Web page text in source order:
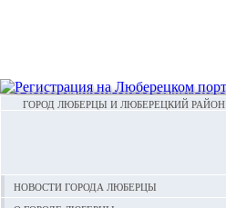
ГОРОД ЛЮБЕРЦЫ И ЛЮБЕРЕЦКИЙ РАЙОН
Новости города Люберцы